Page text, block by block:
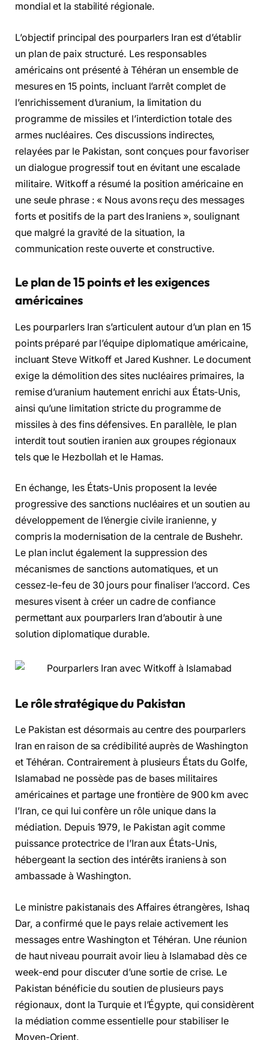
mondial et la stabilité régionale.
L’objectif principal des pourparlers Iran est d’établir
un plan de paix structuré. Les responsables
américains ont présenté à Téhéran un ensemble de
mesures en 15 points, incluant l’arrêt complet de
l’enrichissement d’uranium, la limitation du
programme de missiles et l’interdiction totale des
armes nucléaires. Ces discussions indirectes,
relayées par le Pakistan, sont conçues pour favoriser
un dialogue progressif tout en évitant une escalade
militaire. Witkoff a résumé la position américaine en
une seule phrase : « Nous avons reçu des messages
forts et positifs de la part des Iraniens », soulignant
que malgré la gravité de la situation, la
communication reste ouverte et constructive.
Le plan de 15 points et les exigences
américaines
Les pourparlers Iran s’articulent autour d’un plan en 15
points préparé par l’équipe diplomatique américaine,
incluant Steve Witkoff et Jared Kushner. Le document
exige la démolition des sites nucléaires primaires, la
remise d’uranium hautement enrichi aux États-Unis,
ainsi qu’une limitation stricte du programme de
missiles à des fins défensives. En parallèle, le plan
interdit tout soutien iranien aux groupes régionaux
tels que le Hezbollah et le Hamas.
En échange, les États-Unis proposent la levée
progressive des sanctions nucléaires et un soutien au
développement de l’énergie civile iranienne, y
compris la modernisation de la centrale de Bushehr.
Le plan inclut également la suppression des
mécanismes de sanctions automatiques, et un
cessez-le-feu de 30 jours pour finaliser l’accord. Ces
mesures visent à créer un cadre de confiance
permettant aux pourparlers Iran d’aboutir à une
solution diplomatique durable.
Le rôle stratégique du Pakistan
Le Pakistan est désormais au centre des pourparlers
Iran en raison de sa crédibilité auprès de Washington
et Téhéran. Contrairement à plusieurs États du Golfe,
Islamabad ne possède pas de bases militaires
américaines et partage une frontière de 900 km avec
l’Iran, ce qui lui confère un rôle unique dans la
médiation. Depuis 1979, le Pakistan agit comme
puissance protectrice de l’Iran aux États-Unis,
hébergeant la section des intérêts iraniens à son
ambassade à Washington.
Le ministre pakistanais des Affaires étrangères, Ishaq
Dar, a confirmé que le pays relaie activement les
messages entre Washington et Téhéran. Une réunion
de haut niveau pourrait avoir lieu à Islamabad dès ce
week-end pour discuter d’une sortie de crise. Le
Pakistan bénéficie du soutien de plusieurs pays
régionaux, dont la Turquie et l’Égypte, qui considèrent
la médiation comme essentielle pour stabiliser le
Moyen-Orient.